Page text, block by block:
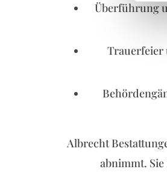
Überführung
Trauerfeier
Albrecht
abnimmt.